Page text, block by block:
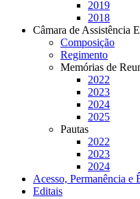
2019
2018
Câmara de Assistência
Composição
Regimento
Memórias de
2022
2023
2024
2025
Pautas
2022
2023
2024
Acesso, Permanência e
Editais